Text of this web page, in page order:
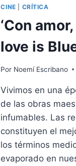
CINE CRÍTICA
‘Con
love is
Por Noemí Escribano
Vivimos en una
de las obras
infumables. Las
constituyen el
los términos
evaporado en